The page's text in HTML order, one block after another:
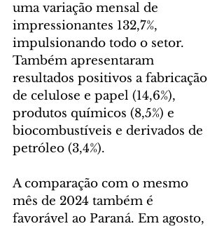
uma variação mensal de
impressionantes 132,7%,
impulsionando todo o setor.
Também apresentaram
resultados positivos a fabricação
de celulose e papel (14,6%),
produtos químicos (8,5%) e
biocombustíveis e derivados de
petróleo (3,4%).
A comparação com o mesmo
mês de 2024 também é
favorável ao Paraná. Em agosto,